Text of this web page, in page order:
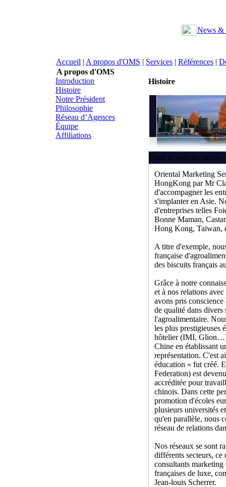
News &
Accueil | A propos d'OMS | Services | Références |
A propos d'OMS
Introduction
Histoire
Notre Président
Philosophie
Réseau d’Agences
Équipe
Affiliations
Histoire
Dans le vent du succès
Oriental Marketing
HongKong par Mr
d'accompagner les
s'implanter en Asie.
d'entreprises telles
Bonne Maman,
Hong Kong, Taiwan,
A titre d'exemple,
française
des biscuits français
Grâce à notre
et à nos relations
avons pris
de qualité dans divers
l'agroalimentaire.
les plus prestigieuses
hôtelier (IMI, Glion…)
Chine en établissant
représentation. C'est
éducation » fut créé.
Federation) est
accréditée pour
chinois. Dans cette
promotion d'écoles
plusieurs universités
qu'en parallèle, nous
réseau de relations
Nos réseaux se sont
différents secteurs,
consultants marketing
françaises de luxe,
Jean-louis Scherrer.